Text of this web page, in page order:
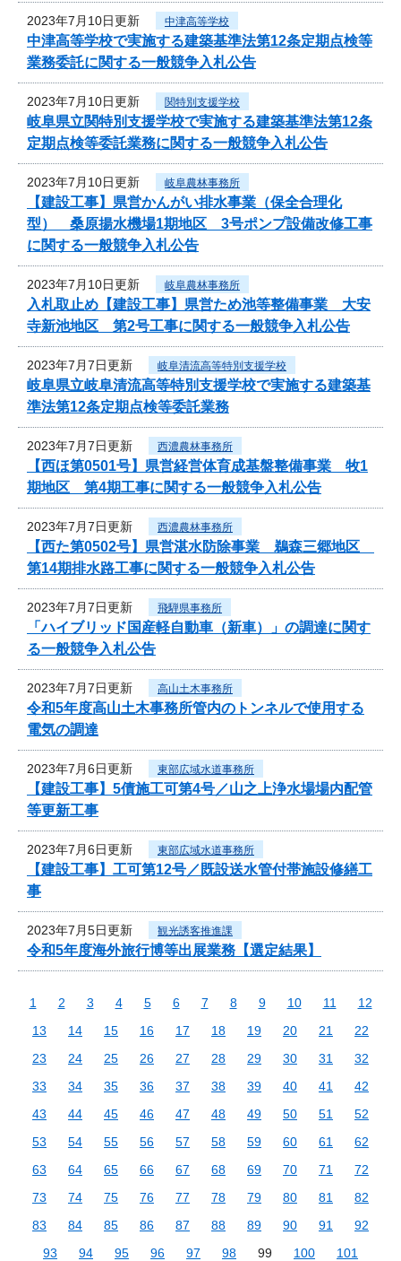
2023年7月10日更新 中津高等学校
中津高等学校で実施する建築基準法第12条定期点検等
業務委託に関する一般競争入札公告
2023年7月10日更新 関特別支援学校
岐阜県立関特別支援学校で実施する建築基準法第12条
定期点検等委託業務に関する一般競争入札公告
2023年7月10日更新 岐阜農林事務所
【建設工事】県営かんがい排水事業（保全合理化
型） 桑原揚水機場1期地区 3号ポンプ設備改修工事
に関する一般競争入札公告
2023年7月10日更新 岐阜農林事務所
入札取止め【建設工事】県営ため池等整備事業 大安
寺新池地区 第2号工事に関する一般競争入札公告
2023年7月7日更新 岐阜清流高等特別支援学校
岐阜県立岐阜清流高等特別支援学校で実施する建築基
準法第12条定期点検等委託業務
2023年7月7日更新 西濃農林事務所
【西ほ第0501号】県営経営体育成基盤整備事業 牧1
期地区 第4期工事に関する一般競争入札公告
2023年7月7日更新 西濃農林事務所
【西た第0502号】県営湛水防除事業 鵜森三郷地区
第14期排水路工事に関する一般競争入札公告
2023年7月7日更新 飛騨県事務所
「ハイブリッド国産軽自動車（新車）」の調達に関す
る一般競争入札公告
2023年7月7日更新 高山土木事務所
令和5年度高山土木事務所管内のトンネルで使用する
電気の調達
2023年7月6日更新 東部広域水道事務所
【建設工事】5債施工可第4号／山之上浄水場場内配管
等更新工事
2023年7月6日更新 東部広域水道事務所
【建設工事】工可第12号／既設送水管付帯施設修繕工
事
2023年7月5日更新 観光誘客推進課
令和5年度海外旅行博等出展業務【選定結果】
1 2 3 4 5 6 7 8 9 10 11
12
13
14 15 16 17 18 19 20 21
22
23
24 25 26 27 28 29 30 31
32
33
34 35 36 37 38 39 40 41
42
43
44 45 46 47 48 49 50 51
52
53
54 55 56 57 58 59 60 61
62
63
64 65 66 67 68 69 70 71
72
73
74 75 76 77 78 79 80 81
82
83
84 85 86 87 88 89 90 91
92
93
94 95 96 97 98 99 100
101